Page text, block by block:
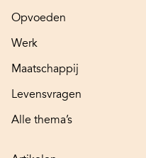
Opvoeden
Werk
Maatschappij
Levensvragen
Alle thema’s